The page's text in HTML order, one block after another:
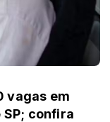
vagas em
confira